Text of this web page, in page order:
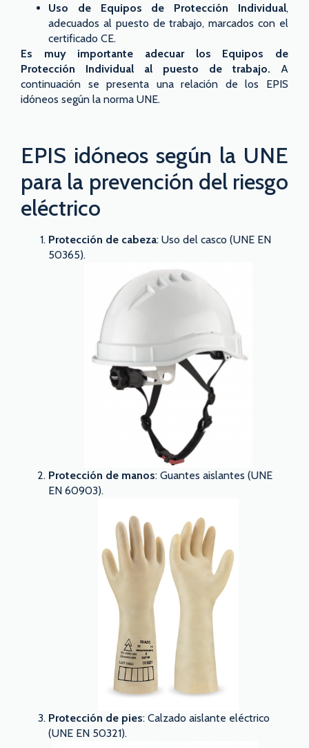
Uso de Equipos de Protección Individual,
adecuados al puesto de trabajo, marcados con el
certificado CE.
Es muy importante adecuar los Equipos de
Protección Individual al puesto de trabajo. A
continuación se presenta una relación de los EPIS
idóneos según la norma UNE.
EPIS idóneos según la UNE
para la prevención del riesgo
eléctrico
Protección de cabeza: Uso del casco (UNE EN
50365).
Protección de manos: Guantes aislantes (UNE
EN 60903).
Protección de pies: Calzado aislante eléctrico
(UNE EN 50321).